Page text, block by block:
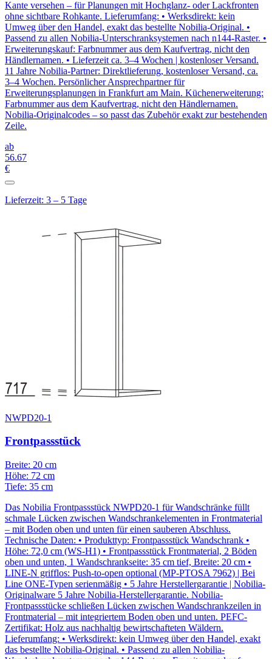
Kante versehen – für Planungen mit Hochglanz- oder Lackfronten
ohne sichtbare Rohkante. Lieferumfang: • Werksdirekt: kein
Umweg über den Handel, exakt das bestellte Nobilia-Original. •
Passend zu allen Nobilia-Unterschranksystemen nach n144-Raster. •
Erweiterungskauf: Farbnummer aus dem Kaufvertrag, nicht den
Händlernamen. • Lieferzeit ca. 3–4 Wochen | kostenloser Versand.
11 Jahre Nobilia-Partner: Direktlieferung, kostenloser Versand, ca.
3–4 Wochen. Persönlicher Ansprechpartner für
Erweiterungsplanungen in Frankfurt am Main. Küchenerweiterung:
Farbnummer aus dem Kaufvertrag, nicht den Händlernamen.
Nobilia-Originalcodes – so passt das Zubehör exakt zur bestehenden
Zeile.
ab
56.67
€
Lieferzeit: 3 – 5 Tage
NWPD20-1
Frontpassstück
Breite: 20 cm
Höhe: 72 cm
Tiefe: 35 cm
Das Nobilia Frontpassstück NWPD20-1 für Wandschränke füllt
schmale Lücken zwischen Wandschrankelementen in Frontmaterial
– mit Boden oben und unten für einen sauberen Abschluss.
Technische Daten: • Produkttyp: Frontpassstück Wandschrank •
Höhe: 72,0 cm (WS-H1) • Frontpassstück Frontmaterial, 2 Böden
oben und unten, 1 Wandschrankseite: 35 cm tief, Breite: 20 cm •
LINE-N grifflos: Push-to-open optional (MP-PTOSA 7962) | Bei
Line ONE-Typen serienmäßig • 5 Jahre Herstellergarantie | Nobilia-
Originalware 5 Jahre Nobilia-Herstellergarantie. Nobilia-
Frontpassstücke schließen Lücken zwischen Wandschrankzeilen in
Frontmaterial – mit integriertem Boden oben und unten. PEFC-
Zertifikat: Holz aus nachhaltig bewirtschafteten Wäldern.
Lieferumfang: • Werksdirekt: kein Umweg über den Handel, exakt
das bestellte Nobilia-Original. • Passend zu allen Nobilia-